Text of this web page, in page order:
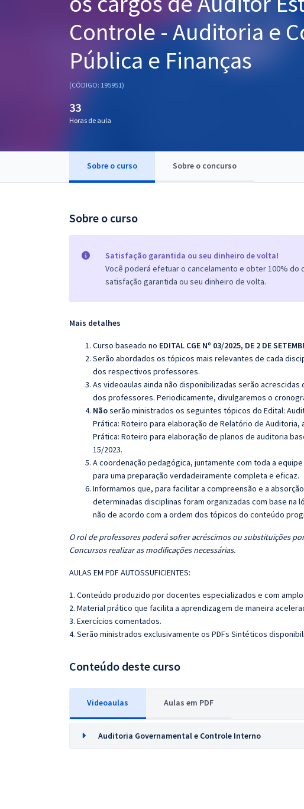
Questões grátis
Controle - Auditoria e
Pública e Finanças
(CÓDIGO: 195951)
33
Horas de aula
Sobre o curso Sobre o concurso
Sobre o curso
Satisfação garantida ou seu dinheiro de volta!
Você poderá efetuar o cancelamento e obter 100% do
satisfação garantida ou seu dinheiro de volta.
Mais detalhes
Curso baseado no EDITAL CGE Nº 03/2025, DE 2 DE
Serão abordados os tópicos mais relevantes de cada
dos respectivos professores.
As videoaulas ainda não disponibilizadas serão
dos professores. Periodicamente, divulgaremos o
Nãoserão ministrados os seguintes tópicos do Edital:
Prática: Roteiro para elaboração de Relatório de Auditoria,
Prática: Roteiro para elaboração de planos de auditoria
15/2023.
A coordenação pedagógica, juntamente com toda a
para uma preparação verdadeiramente completa e eficaz.
Informamos que, para facilitar a compreensão e a
determinadas disciplinas foram organizadas com base
não de acordo com a ordem dos tópicos do conteúdo
O rol de professores poderá sofrer acréscimos ou substituições
Concursos realizar as modificações necessárias.
AULAS EM PDF AUTOSSUFICIENTES:
1. Conteúdo produzido por docentes especializados e com
2. Material prático que facilita a aprendizagem de maneira
3. Exercícios comentados.
4. Serão ministrados exclusivamente os PDFs Sintéticos
Conteúdo deste curso
Videoaulas Aulas em PDF
Auditoria Governamental e Controle Interno